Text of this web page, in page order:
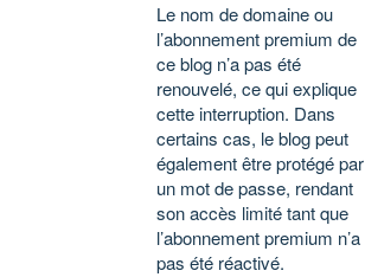
Le nom de domaine ou
l’abonnement premium de
ce blog n’a pas été
renouvelé, ce qui explique
cette interruption. Dans
certains cas, le blog peut
également être protégé par
un mot de passe, rendant
son accès limité tant que
l’abonnement premium n’a
pas été réactivé.